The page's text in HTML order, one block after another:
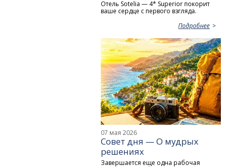
Отель Sotelia — 4* Superior покорит
ваше сердце с первого взгляда.
Подробнее
07 мая 2026
Совет дня — О мудрых
решениях
Завершается еще одна рабочая